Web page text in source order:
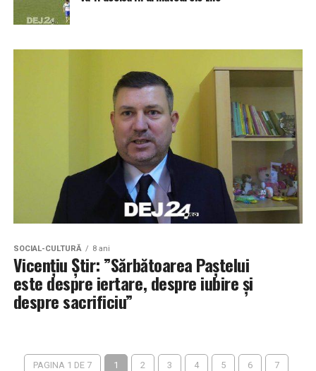
SOCIAL-CULTURĂ 8 ani
Vicențiu Știr: ”Sărbătoarea Paștelui
este despre iertare, despre iubire și
despre sacrificiu”
PAGINA 1 DE 7 1 2 3 4 5 6 7